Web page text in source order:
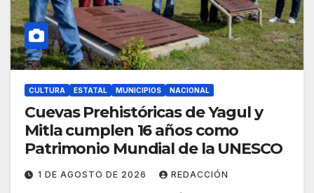
CULTURA ESTATAL MUNICIPIOS NACIONAL
Cuevas Prehistóricas de Yagul y
Mitla cumplen 16 años como
Patrimonio Mundial de la UNESCO
1 DE AGOSTO DE 2026 REDACCIÓN